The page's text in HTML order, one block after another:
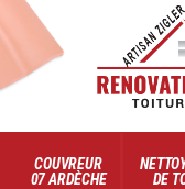
COUVREUR
07 ARDÈCHE
DE